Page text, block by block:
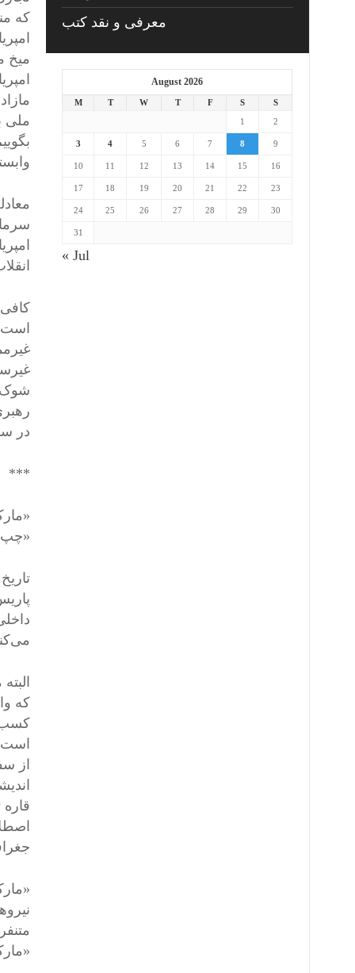
که
میخ
ملی
شوک
در سال ۱۹۹۰، فروپاشیده است و جلوی
***
«چپ
که
کسب
است
از
معرفی و نقد کتب
August 2026
M T W T F S
S
1
2
3 4 5 6 7 8 9
10 11 12 13 14 15 16
17 18 19 20 21 22 23
24 25 26 27 28 29 30
31
« Jul